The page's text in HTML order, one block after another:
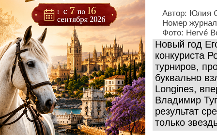
Автор: Юлия
Номер
Фото: Hervé
Новый год
конкуриста
турниров,
буквально
Longines,
Владимир
результат
только